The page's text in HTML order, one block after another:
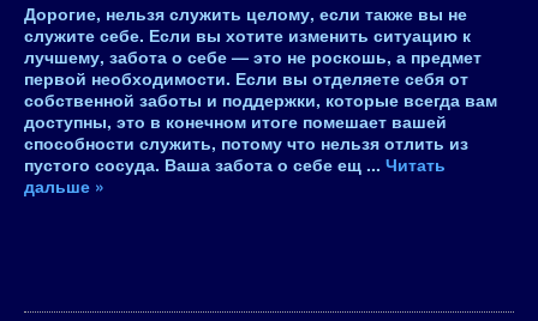
Дорогие, нельзя служить целому, если также вы не
служите себе. Если вы хотите изменить ситуацию к
лучшему, забота о себе — это не роскошь, а предмет
первой необходимости. Если вы отделяете себя от
собственной заботы и поддержки, которые всегда вам
доступны, это в конечном итоге помешает вашей
способности служить, потому что нельзя отлить из
пустого сосуда. Ваша забота о себе ещ ... Читать
дальше »